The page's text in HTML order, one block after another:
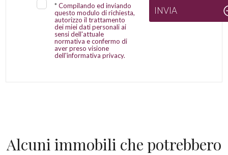
*Compilando ed inviando
questo modulo di richiesta,
autorizzo il trattamento
dei miei dati personali ai
sensi dell'attuale
normativa e confermo di
aver preso visione
dell'informativa privacy.
INVIA
Alcuni immobili che potrebbero